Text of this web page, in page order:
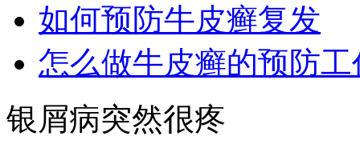
如何预防牛皮癣复发
怎么做牛皮癣的预防工
银屑病突然很疼